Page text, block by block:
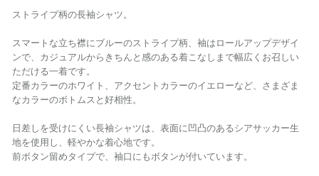
ストライプ柄の長袖シャツ。
スマートな立ち襟にブルーのストライプ柄、袖はロールアップデザイ
ンで、カジュアルからきちんと感のある着こなしまで幅広くお召しい
ただける一着です。
定番カラーのホワイト、アクセントカラーのイエローなど、さまざま
なカラーのボトムスと好相性。
日差しを受けにくい長袖シャツは、表面に凹凸のあるシアサッカー生
地を使用し、軽やかな着心地です。
前ボタン留めタイプで、袖口にもボタンが付いています。